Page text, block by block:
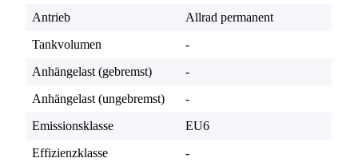
Antrieb
Allrad permanent
Tankvolumen
-
Anhängelast (gebremst)
-
Anhängelast (ungebremst)
-
Emissionsklasse
EU6
Effizienzklasse
-